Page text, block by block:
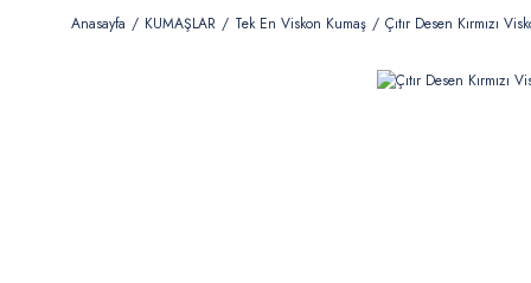
Anasayfa KUMAŞLAR Tek En Viskon Kumaş Çıtır Desen Kırmızı